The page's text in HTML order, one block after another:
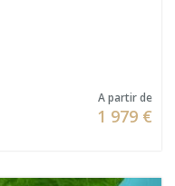
A partir de
1 979 €